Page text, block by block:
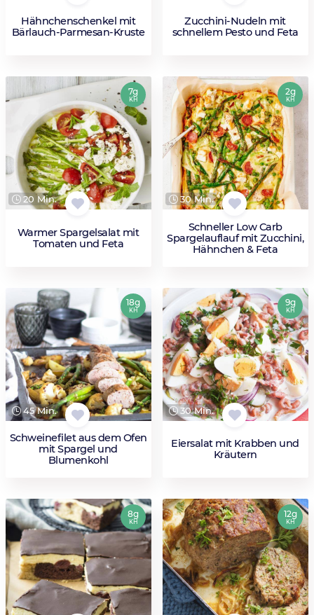
Hähnchenschenkel mit
Bärlauch-Parmesan-Kruste
Zucchini-Nudeln mit
schnellem Pesto und Feta
20 Min.
Warmer Spargelsalat mit
Tomaten und Feta
7g
KH
30 Min.
Schneller Low Carb
Spargelauflauf mit Zucchini,
Hähnchen & Feta
2g
KH
45 Min.
Schweinefilet aus dem Ofen
mit Spargel und
Blumenkohl
18g
KH
30 Min.
Eiersalat mit Krabben und
Kräutern
9g
KH
8g
KH
12g
KH